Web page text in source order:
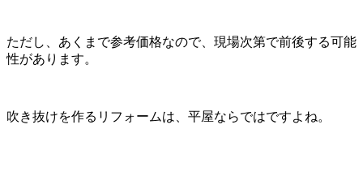
ただし、あくまで参考価格なので、現場次第で前後する可能
性があります。
吹き抜けを作るリフォームは、平屋ならではですよね。